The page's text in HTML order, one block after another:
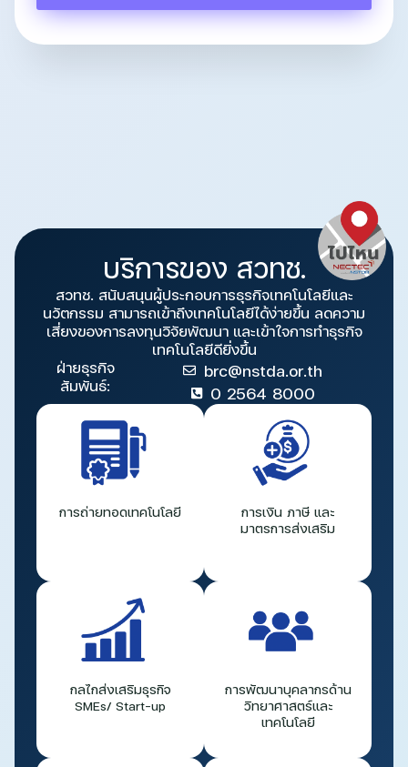
บริการของ สวทช.
สวทช. สนับสนุนผู้ประกอบการธุรกิจเทคโนโลยีและ
นวัตกรรม สามารถเข้าถึงเทคโนโลยีได้ง่ายขึ้น ลดความ
เสี่ยงของการลงทุนวิจัยพัฒนา และเข้าใจการทำธุรกิจ
เทคโนโลยีดียิ่งขึ้น
ฝ่ายธุรกิจ
สัมพันธ์:
brc@nstda.or.th
0 2564 8000
การถ่ายทอดเทคโนโลยี
การเงิน ภาษี และ
มาตรการส่งเสริม
กลไกส่งเสริมธุรกิจ
SMEs/ Start-up
การพัฒนาบุคลากรด้าน
วิทยาศาสตร์และ
เทคโนโลยี